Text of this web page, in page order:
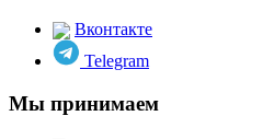
Вконтакте
Telegram
Мы принимаем